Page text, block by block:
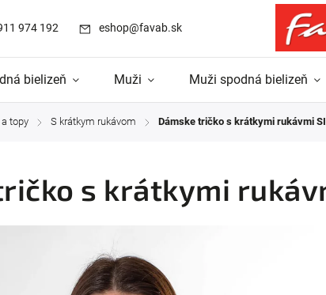
974 192 eshop@favab.sk
bielizeň Muži Muži spodná bielizeň
topy / S krátkym rukávom / Dámske tričko s krátkymi rukávmi
s krátkymi